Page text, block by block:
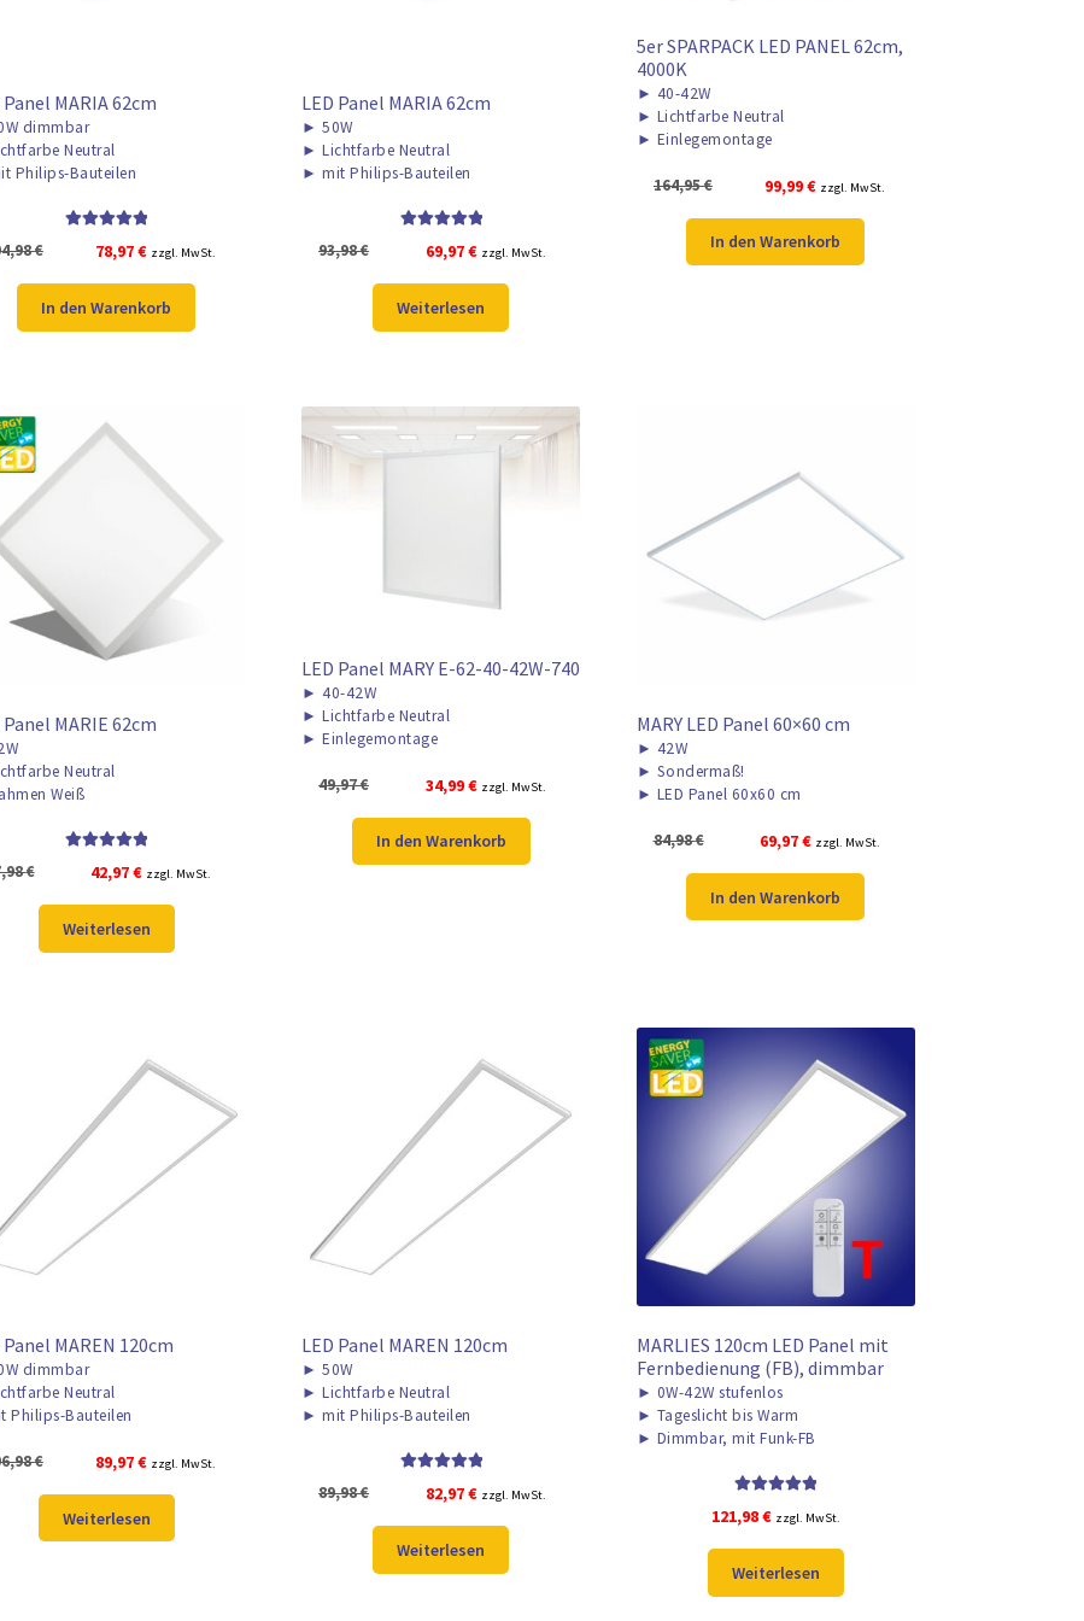
Panel MARIA 62cm
dimmbar
Neutral
Philips-Bauteilen
von 5
€
Ursprünglicher
war:
104,98 €
78,97€Aktueller
ist:
78,97 €.
zzgl. MwSt.
In den Warenkorb
LED Panel MARIA 62cm
► 50W
► Lichtfarbe Neutral
► mit Philips-Bauteilen
von 5
93,98€
Ursprünglicher
war:
93,98 €
69,97€Aktueller
ist:
69,97 €.
zzgl. MwSt.
Weiterlesen
5er SPARPACK LED PANEL 62cm,
4000K
► 40-42W
► Lichtfarbe Neutral
► Einlegemontage
164,95€
Ursprünglicher
war:
164,95 €
99,99€Aktueller
ist:
99,99 €.
zzgl. MwSt.
In den Warenkorb
Panel MARIE 62cm
Neutral
Weiß
von 5
€
Ursprünglicher
war:
57,98 €
42,97€Aktueller
ist:
42,97 €.
zzgl. MwSt.
Weiterlesen
LED Panel MARY E-62-40-42W-740
► 40-42W
► Lichtfarbe Neutral
► Einlegemontage
49,97€
Ursprünglicher
war:
49,97 €
34,99€Aktueller
ist:
34,99 €.
zzgl. MwSt.
In den Warenkorb
MARY LED Panel 60×60 cm
► 42W
► Sondermaß!
► LED Panel 60x60 cm
84,98€
Ursprünglicher
war:
84,98 €
69,97€Aktueller
ist:
69,97 €.
zzgl. MwSt.
In den Warenkorb
Panel MAREN 120cm
dimmbar
Neutral
Philips-Bauteilen
€
Ursprünglicher
war:
106,98 €
89,97€Aktueller
ist:
89,97 €.
zzgl. MwSt.
Weiterlesen
LED Panel MAREN 120cm
► 50W
► Lichtfarbe Neutral
► mit Philips-Bauteilen
von 5
89,98€
Ursprünglicher
war:
89,98 €
82,97€Aktueller
ist:
82,97 €.
zzgl. MwSt.
Weiterlesen
MARLIES 120cm LED Panel mit
Fernbedienung (FB), dimmbar
► 0W-42W stufenlos
► Tageslicht bis Warm
► Dimmbar, mit Funk-FB
von 5
121,98€ zzgl. MwSt.
Weiterlesen